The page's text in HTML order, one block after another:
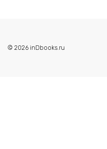
© 2026 inDbooks.ru